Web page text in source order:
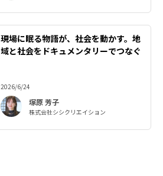
現場に眠る物語が、社会を動かす。地
域と社会をドキュメンタリーでつなぐ
2026/6/24
塚原 芳子
株式会社シシクリエイション